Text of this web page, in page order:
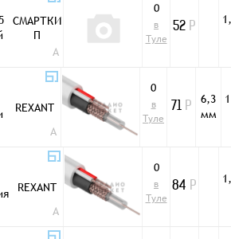
СМАРТКИ
П
A
0
в
Туле
52 Р
REXANT
A
0
в
Туле
71 Р
6,3
мм
REXANT
A
0
в
Туле
84 Р